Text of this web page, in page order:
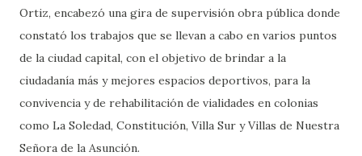
Ortiz, encabezó una gira de supervisión obra pública donde
constató los trabajos que se llevan a cabo en varios puntos
de la ciudad capital, con el objetivo de brindar a la
ciudadanía más y mejores espacios deportivos, para la
convivencia y de rehabilitación de vialidades en colonias
como La Soledad, Constitución, Villa Sur y Villas de Nuestra
Señora de la Asunción.